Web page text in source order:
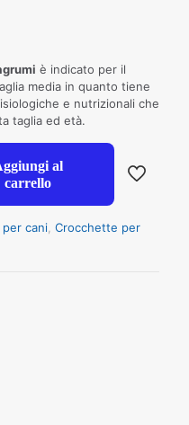
è indicato per il
media in quanto tiene
e nutrizionali che
taglia ed età.
al
carrello
cani Crocchette per